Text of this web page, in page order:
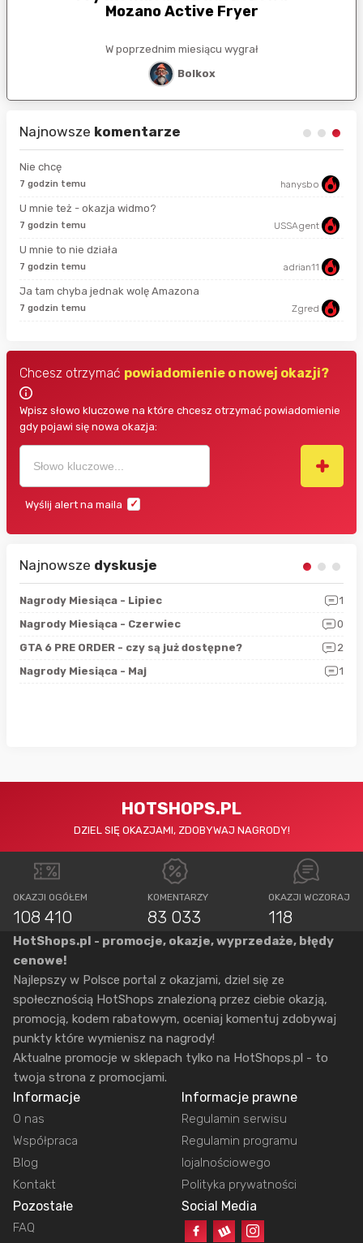
Mozano Active Fryer
W poprzednim miesiącu wygrał
Bolkox
Najnowsze komentarze
Nie chcę
7 godzin temu hanysbo
U mnie też - okazja widmo?
7 godzin temu USSAgent
U mnie to nie działa
7 godzin temu adrian11
Ja tam chyba jednak wolę Amazona
7 godzin temu Zgred
Chcesz otrzymać powiadomienie o nowej okazji?
Wpisz słowo kluczowe na które chcesz otrzymać powiadomienie
gdy pojawi się nowa okazja:
Wyślij alert na maila
Najnowsze dyskusje
Nagrody Miesiąca - Lipiec
1
Nagrody Miesiąca - Czerwiec
0
GTA 6 PRE ORDER - czy są już dostępne?
2
Nagrody Miesiąca - Maj
1
HOTSHOPS.PL
DZIEL SIĘ OKAZJAMI, ZDOBYWAJ NAGRODY!
OKAZJI OGÓŁEM
108 410
KOMENTARZY
83 033
OKAZJI WCZORAJ
118
HotShops.pl - promocje, okazje, wyprzedaże, błędy
cenowe!
Najlepszy w Polsce portal z okazjami, dziel się ze
społecznością HotShops znalezioną przez ciebie okazją,
promocją, kodem rabatowym, oceniaj komentuj zdobywaj
punkty które wymienisz na nagrody!
Aktualne promocje w sklepach tylko na HotShops.pl - to
twoja strona z promocjami.
Informacje
O nas
Współpraca
Blog
Kontakt
Informacje prawne
Regulamin serwisu
Regulamin programu
lojalnościowego
Polityka prywatności
Pozostałe
FAQ
Social Media